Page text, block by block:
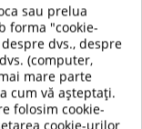
dar și
durabil
astfel
sau prelua
forma "cookie-
dvs., despre
(computer,
mare parte
cum vă așteptați.
folosim cookie-
cookie-urilor